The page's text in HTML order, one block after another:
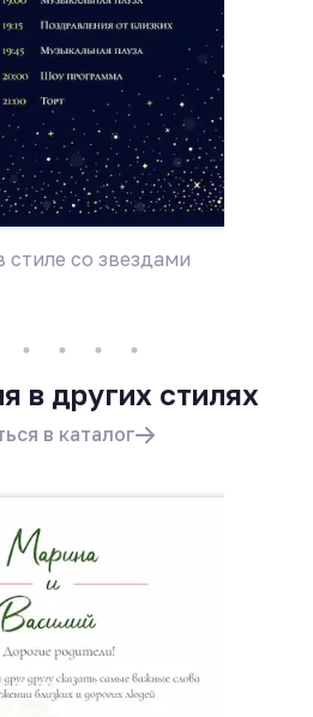
со звездами
в других стилях
в каталог